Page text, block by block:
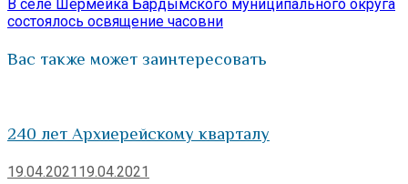
В селе Шермейка Бардымского муниципального округа
состоялось освящение часовни
Вас также может заинтересовать
240 лет Архиерейскому кварталу
19.04.2021 19.04.2021